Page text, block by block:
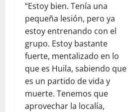
“Estoy bien. Tenía una
pequeña lesión, pero ya
estoy entrenando con el
grupo. Estoy bastante
fuerte, mentalizado en lo
que es Huila, sabiendo que
es un partido de vida y
muerte. Tenemos que
aprovechar la localía,